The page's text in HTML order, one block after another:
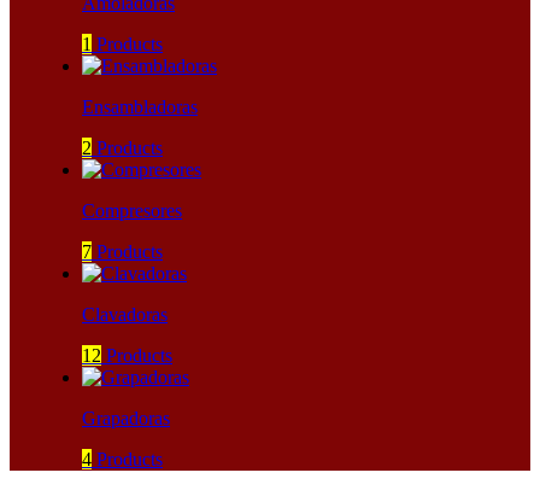
1 Products
Ensambladoras
2 Products
Compresores
7 Products
Clavadoras
12 Products
Grapadoras
4 Products